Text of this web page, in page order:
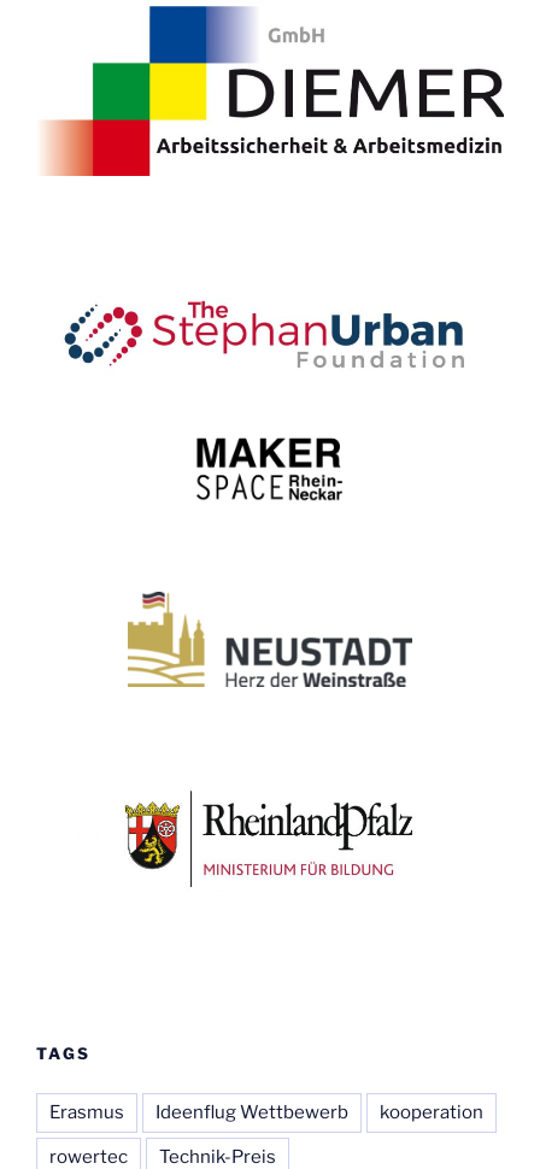
TAGS
Erasmus Ideenflug Wettbewerb kooperation
rowertec Technik-Preis